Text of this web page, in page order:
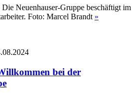
Neuenhauser-Gruppe beschäftigt im
Foto: Marcel Brandt »
bei der